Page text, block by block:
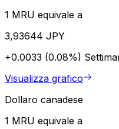
1 MRU equivale a
3,93644 JPY
+0.0033 (0.08%)
Visualizza grafico
Dollaro canadese
1 MRU equivale a